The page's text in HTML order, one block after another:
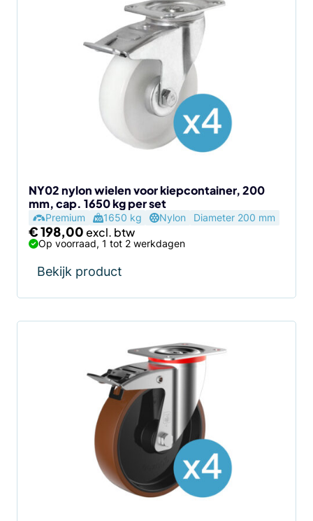
NY02 nylon wielen voor kiepcontainer, 200
mm, cap. 1650 kg per set
Premium 1650 kg Nylon Diameter 200 mm
€198,00
Op voorraad, 1 tot 2 werkdagen
Bekijk product